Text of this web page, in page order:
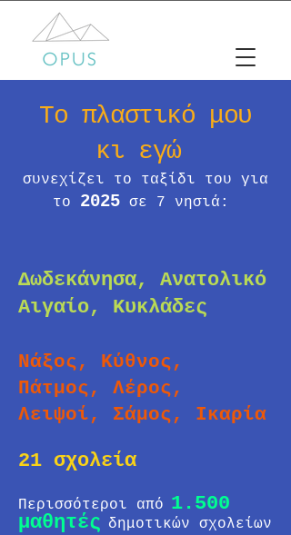
Το πλαστικό μου
κι εγώ
συνεχίζει το ταξίδι του για
το 2025 σε 7 νησιά: ​
Δωδεκάνησα, Ανατολικό
Αιγαίο, Κυκλάδες
Νάξος, Κύθνος,
Πάτμος, Λέρος,
Λειψοί, Σάμος, Ικαρία
​21 σχολεία
Περισσότεροι από 1.500
μαθητές δημοτικών σχολείων